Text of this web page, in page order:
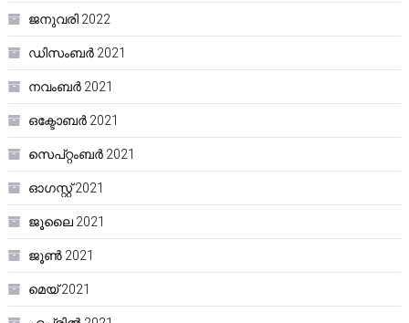
ജനുവരി 2022
ഡിസംബർ 2021
നവംബർ 2021
ഒക്ടോബർ 2021
സെപ്റ്റംബർ 2021
ഓഗസ്റ്റ്‌ 2021
ജൂലൈ 2021
ജൂൺ 2021
മെയ്‌ 2021